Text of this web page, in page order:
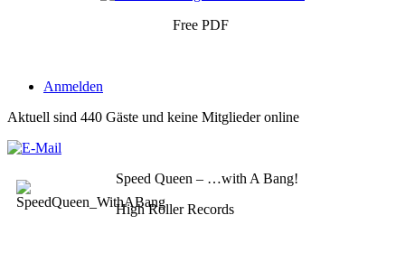
Free PDF
Anmelden
Aktuell sind 440 Gäste und keine Mitglieder online
Speed Queen – …with A Bang!
High Roller Records